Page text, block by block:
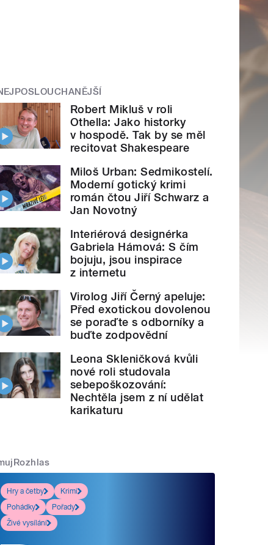
Robert Mikluš v roli
Othella: Jako historky
v hospodě. Tak by se měl
recitovat Shakespeare
Miloš Urban: Sedmikostelí.
Moderní gotický krimi
román čtou Jiří Schwarz a
Jan Novotný
Interiérová designérka
Gabriela Hámová: S čím
bojuju, jsou inspirace
z internetu
Virolog Jiří Černý apeluje:
Před exotickou dovolenou
se poraďte s odborníky a
buďte zodpovědní
Leona Skleničková kvůli
nové roli studovala
sebepoškozování:
Nechtěla jsem z ní udělat
karikaturu
Hry a četby
Krimi
Pohádky
Pořady
Živé vysílání